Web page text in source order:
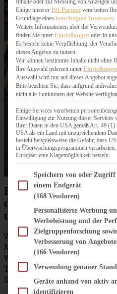
Ein paar Tipps zum
der leckeren
und Marzipan:
Wichtig ist bei diesem Teig –
Mürbeteigen – ihn nicht zu
Walnüsse sehr fein zu mahlen.
Teig zu grob gemahlen sein,
lässt sich recht schwer
Einige unserer 191 Partner verarbeiten
Grundlage eines berechtigten Interesses
Weitere Informationen über die
finden Sie unter Einstellungen oder in
Es besteht keine Verpflichtung, der
dieses Angebot zu nutzen.
Wir können bestimmte Inhalte nicht ohne
Ihre Auswahl jederzeit unter Einstellungen
Auswahl wird nur auf dieses Angebot
Bitte beachten Sie, dass aufgrund
nicht alle Funktionen der Website
Einige Services verarbeiten
Einwilligung zur Nutzung dieser Services
Ihrer Daten in den USA gemäß Art. 49
USA als ein Land mit unzureichendem
besteht beispielsweise die Gefahr, dass
in Überwachungsprogrammen
Europäer eine Klagemöglichkeit besteht.
Im Folgenden finden Sie eine Liste der
Speichern von oder
einem Endgerät
(168 Vendoren)
Personalisierte Werbung
Werbeleistung und der
Zielgruppenforschung
Verbesserung von
(166 Vendoren)
Verwendung genauer
Geräte anhand von aktiv
identifizieren